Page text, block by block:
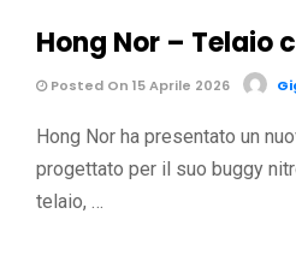
Hong Nor – Telaio
Posted On 15 Aprile 2026
Hong Nor ha presentato un
progettato per il suo buggy
telaio, …